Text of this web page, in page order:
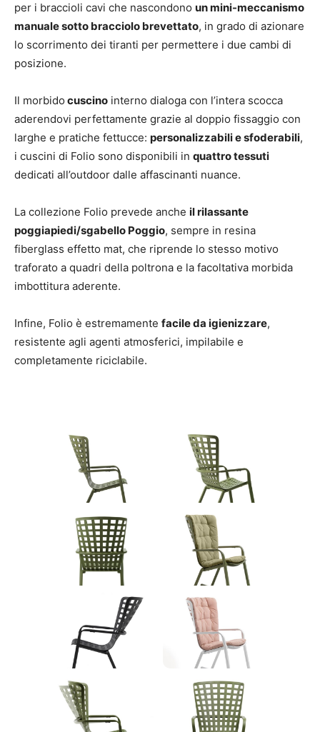
per i braccioli cavi che nascondono un mini-meccanismo
manuale sotto bracciolo brevettato, in grado di azionare
lo scorrimento dei tiranti per permettere i due cambi di
posizione.
Il morbido cuscino interno dialoga con l’intera scocca
aderendovi perfettamente grazie al doppio fissaggio con
larghe e pratiche fettucce: personalizzabili e sfoderabili,
i cuscini di Folio sono disponibili in quattro tessuti
dedicati all’outdoor dalle affascinanti nuance.
La collezione Folio prevede anche il rilassante
poggiapiedi/sgabello Poggio, sempre in resina
fiberglass effetto mat, che riprende lo stesso motivo
traforato a quadri della poltrona e la facoltativa morbida
imbottitura aderente.
Infine, Folio è estremamente facile da igienizzare,
resistente agli agenti atmosferici, impilabile e
completamente riciclabile.